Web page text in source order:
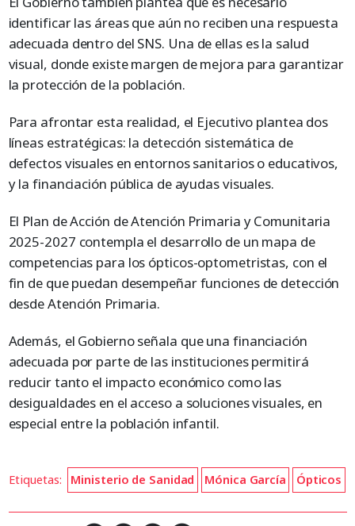
identificar las áreas que aún no reciben una respuesta
adecuada dentro del SNS. Una de ellas es la salud
visual, donde existe margen de mejora para garantizar
la protección de la población.
Para afrontar esta realidad, el Ejecutivo plantea dos
líneas estratégicas: la detección sistemática de
defectos visuales en entornos sanitarios o educativos,
y la financiación pública de ayudas visuales.
El Plan de Acción de Atención Primaria y Comunitaria
2025-2027 contempla el desarrollo de un mapa de
competencias para los ópticos-optometristas, con el
fin de que puedan desempeñar funciones de detección
desde Atención Primaria.
Además, el Gobierno señala que una financiación
adecuada por parte de las instituciones permitirá
reducir tanto el impacto económico como las
desigualdades en el acceso a soluciones visuales, en
especial entre la población infantil.
Etiquetas: Ministerio de Sanidad Mónica García Ópticos